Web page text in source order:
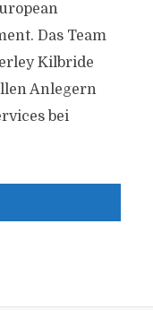
Das Team
Kilbride
Anlegern
bei